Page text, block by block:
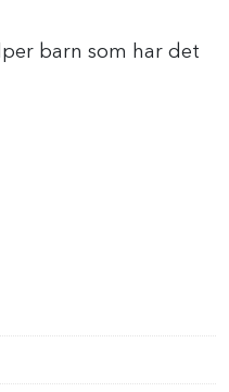
barn som har det